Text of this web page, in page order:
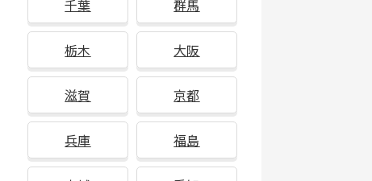
千葉 群馬
栃木 大阪
滋賀 京都
兵庫 福島